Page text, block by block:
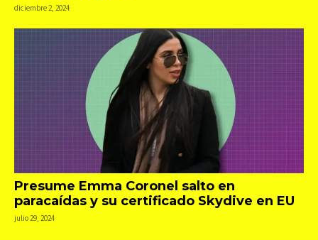
diciembre 2, 2024
Presume Emma Coronel salto en
paracaídas y su certificado Skydive en EU
julio 29, 2024